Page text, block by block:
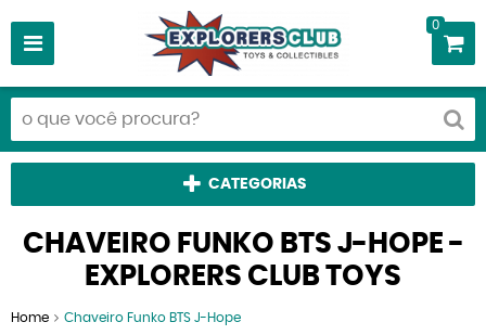
0
CATEGORIAS
CHAVEIRO FUNKO BTS J-HOPE -
EXPLORERS CLUB TOYS
Home Chaveiro Funko BTS J-Hope